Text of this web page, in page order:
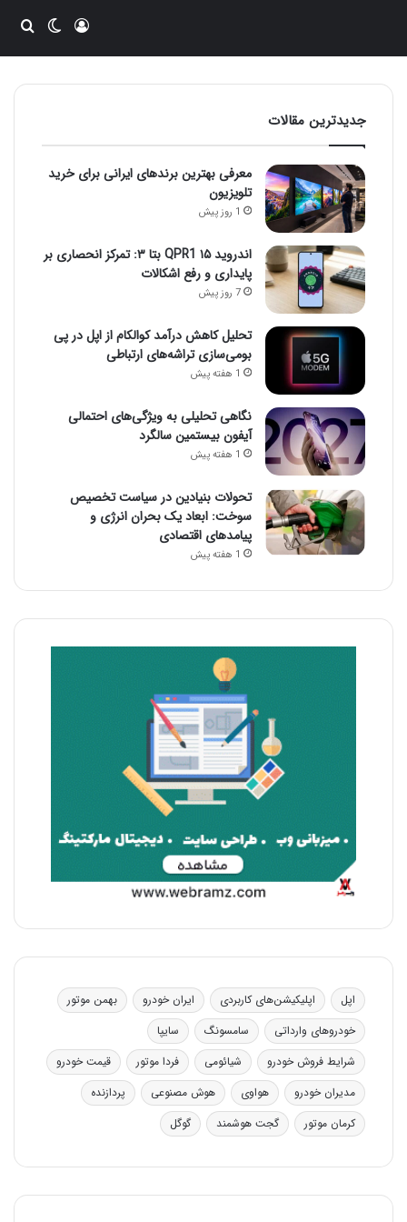
ورودتغییر
جدیدترین مقالات
معرفی بهترین برندهای ایرانی برای خرید
تلویزیون
1 روز پیش
اندروید ۱۵ QPR1 بتا ۳: تمرکز انحصاری بر
پایداری و رفع اشکالات
7 روز پیش
تحلیل کاهش درآمد کوالکام از اپل در پی
بومی‌سازی تراشه‌های ارتباطی
1 هفته پیش
نگاهی تحلیلی به ویژگی‌های احتمالی
آیفون بیستمین سالگرد
1 هفته پیش
تحولات بنیادین در سیاست تخصیص
سوخت: ابعاد یک بحران انرژی و
پیامدهای اقتصادی
1 هفته پیش
اپل اپلیکیشن‌های کاربردی ایران خودرو
بهمن موتور
خودروهای وارداتی
سامسونگ
سایپا
شرایط فروش خودرو
شیائومی فردا موتور
قیمت خودرو
مدیران خودرو
هواوی هوش مصنوعی
پردازنده
کرمان موتور
گجت هوشمند گوگل